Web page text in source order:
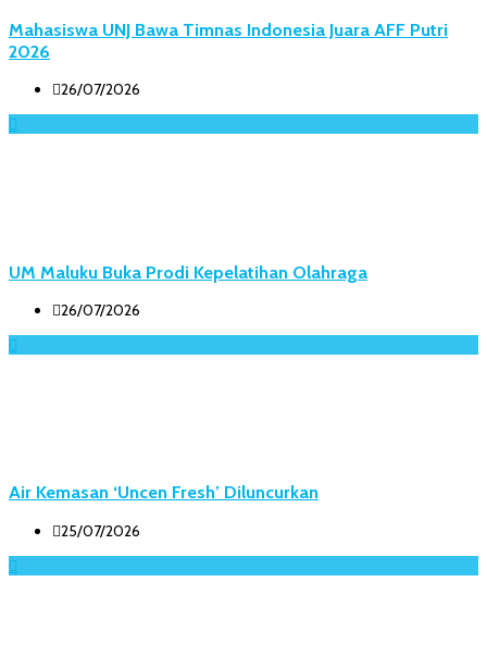
Mahasiswa UNJ Bawa Timnas Indonesia Juara AFF Putri
2026
26/07/2026
UM Maluku Buka Prodi Kepelatihan Olahraga
26/07/2026
Air Kemasan ‘Uncen Fresh’ Diluncurkan
25/07/2026